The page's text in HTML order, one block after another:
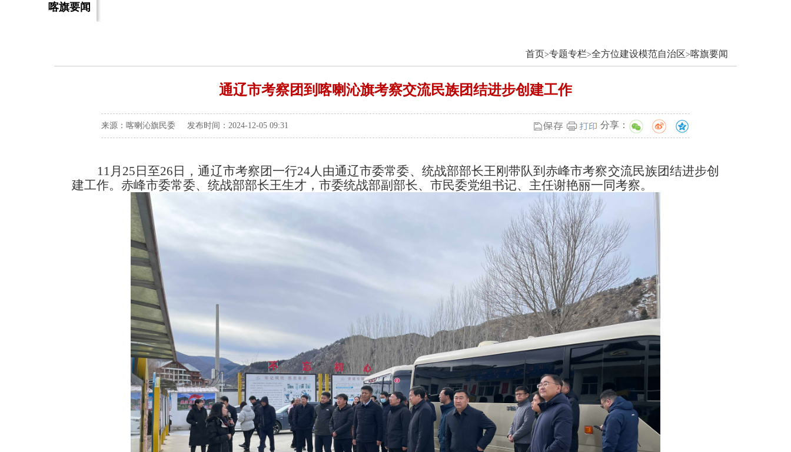
喀旗要闻
首页>专题专栏>全方位建设模范自治区>喀旗要闻
通辽市考察团到喀喇沁旗考察交流民族团结进步创建工作
来源：喀喇沁旗民委 发布时间：2024-12-05 09:31 分享：
11月25日至26日，通辽市考察团一行24人由通辽市委常委、统战部部长王刚带队到赤峰市考察交流民族团结进步创
建工作。赤峰市委常委、统战部部长王生才，市委统战部副部长、市民委党组书记、主任谢艳丽一同考察。